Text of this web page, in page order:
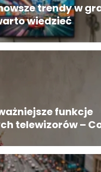
trendy w
wiedzieć
funkcje
telewizorów –